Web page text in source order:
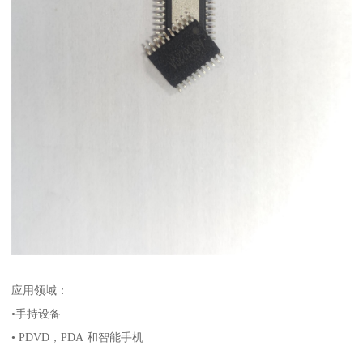
应用领域：
•手持设备
• PDVD，PDA 和智能手机